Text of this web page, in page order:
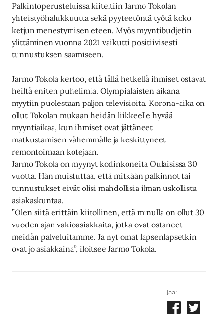
Palkintoperusteluissa kiiteltiin Jarmo Tokolan
yhteistyöhalukkuutta sekä pyyteetöntä työtä koko
ketjun menestymisen eteen. Myös myyntibudjetin
ylittäminen vuonna 2021 vaikutti positiivisesti
tunnustuksen saamiseen.
Jarmo Tokola kertoo, että tällä hetkellä ihmiset ostavat
heiltä eniten puhelimia. Olympialaisten aikana
myytiin puolestaan paljon televisioita. Korona-aika on
ollut Tokolan mukaan heidän liikkeelle hyvää
myyntiaikaa, kun ihmiset ovat jättäneet
matkustamisen vähemmälle ja keskittyneet
remontoimaan kotejaan.
Jarmo Tokola on myynyt kodinkoneita Oulaisissa 30
vuotta. Hän muistuttaa, että mitkään palkinnot tai
tunnustukset eivät olisi mahdollisia ilman uskollista
asiakaskuntaa.
”Olen siitä erittäin kiitollinen, että minulla on ollut 30
vuoden ajan vakioasiakkaita, jotka ovat ostaneet
meidän palveluitamme. Ja nyt omat lapsenlapsetkin
ovat jo asiakkaina”, iloitsee Jarmo Tokola.
Jaa: